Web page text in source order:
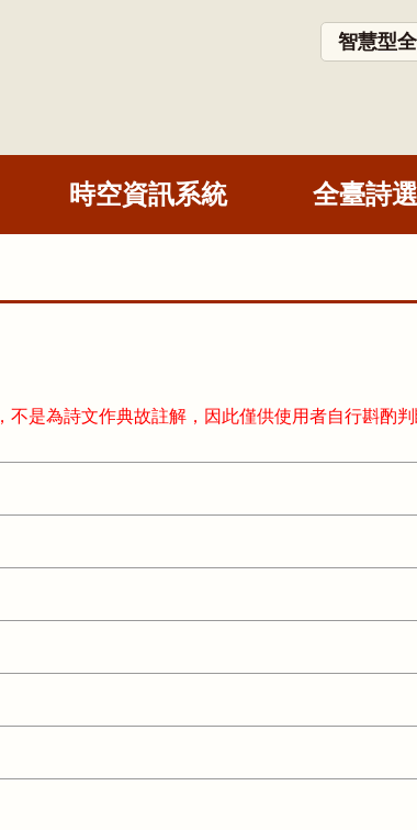
智慧型
時空資訊系統 全臺詩
是為詩文作典故註解，因此僅供使用者自行斟酌判